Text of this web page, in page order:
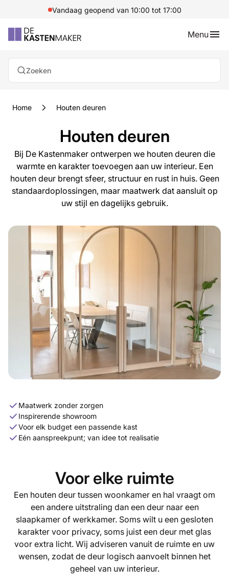
Vandaag geopend van 10:00 tot 17:00
Menu
Zoeken
Home Houten deuren
Houten deuren
Bij De Kastenmaker ontwerpen we houten deuren die
warmte en karakter toevoegen aan uw interieur. Een
houten deur brengt sfeer, structuur en rust in huis. Geen
standaardoplossingen, maar maatwerk dat aansluit op
uw stijl en dagelijks gebruik.
Maatwerk zonder zorgen
Inspirerende showroom
Voor elk budget een passende kast
Eén aanspreekpunt; van idee tot realisatie
Voor elke ruimte
Een houten deur tussen woonkamer en hal vraagt om
een andere uitstraling dan een deur naar een
slaapkamer of werkkamer. Soms wilt u een gesloten
karakter voor privacy, soms juist een deur met glas
voor extra licht. Wij adviseren vanuit de ruimte en uw
wensen, zodat de deur logisch aanvoelt binnen het
geheel van uw interieur.